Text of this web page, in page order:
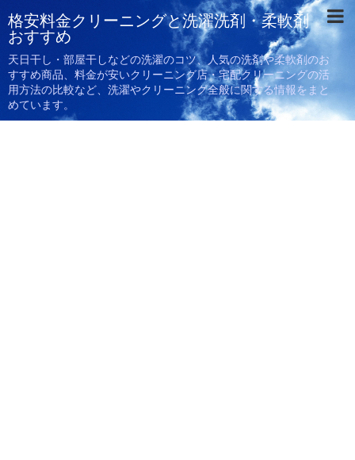
格安料金クリーニングと洗濯洗剤・柔軟剤
おすすめ
天日干し・部屋干しなどの洗濯のコツ、人気の洗剤や柔軟剤のお
すすめ商品、料金が安いクリーニング店・宅配クリーニングの活
用方法の比較など、洗濯やクリーニング全般に関する情報をまと
めています。